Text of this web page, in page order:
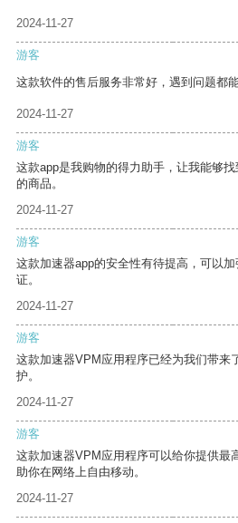
2024-11-27
游客
这款软件的售后服务非常好，遇到问题都
2024-11-27
游客
这款app是我购物的得力助手，让我能够
的商品。
2024-11-27
游客
这款加速器app的安全性有待提高，可以
证。
2024-11-27
游客
这款加速器VPM应用程序已经为我们带来
护。
2024-11-27
游客
这款加速器VPM应用程序可以给你提供最
助你在网络上自由移动。
2024-11-27